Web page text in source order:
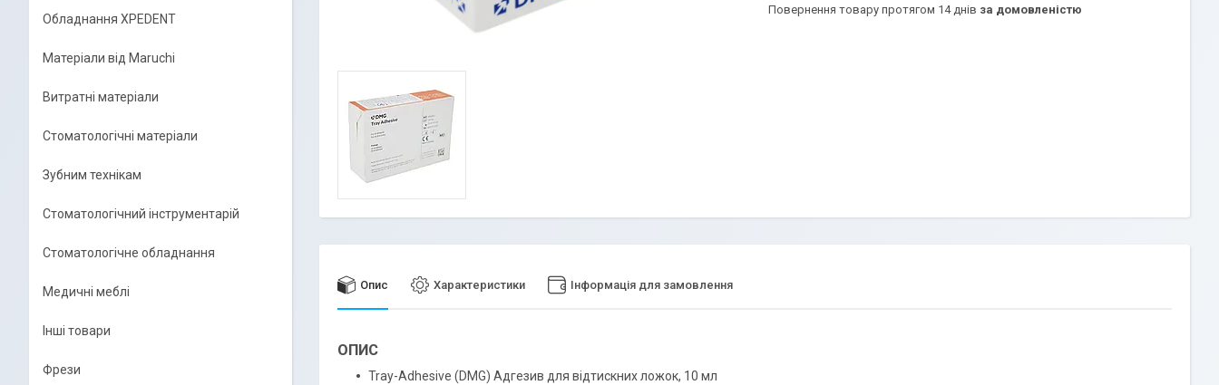
повернення товару протягом 14 днів за домовленістю
Опис Характеристики Інформація для замовлення
ОПИС
Tray-Adhesive (DMG) Адгезив для відтискних ложок, 10 мл
Обладнання XPEDENT
Матеріали від Maruchi
Витратні матеріали
Стоматологічні матеріали
Зубним технікам
Стоматологічний інструментарій
Стоматологічне обладнання
Медичні меблі
Інші товари
Фрези